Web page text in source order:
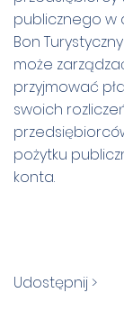
publicznego w
Bon
może
przyjmować
swoich
pożytku
konta.
Udostępnij >